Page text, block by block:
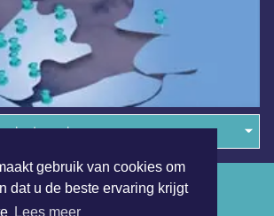
gebruik van cookies om
dat u de beste ervaring krijgt
Lees meer
in de regio